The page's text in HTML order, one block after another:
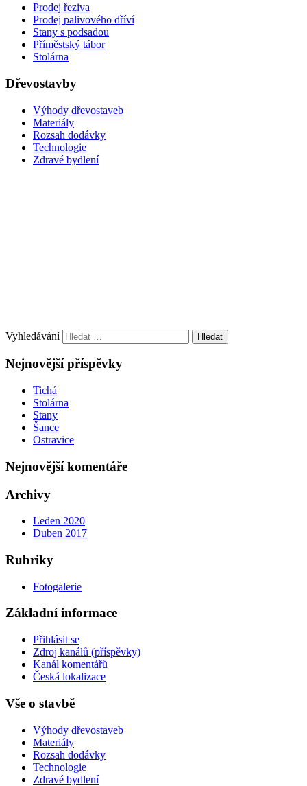
Prodej řeziva
Prodej palivového dříví
Stany s podsadou
Příměstský tábor
Stolárna
Dřevostavby
Výhody dřevostaveb
Materiály
Rozsah dodávky
Technologie
Zdravé bydlení
Vyhledávání
Nejnovější příspěvky
Tichá
Stolárna
Stany
Šance
Ostravice
Nejnovější komentáře
Archivy
Leden 2020
Duben 2017
Rubriky
Fotogalerie
Základní informace
Přihlásit se
Zdroj kanálů (příspěvky)
Kanál komentářů
Česká lokalizace
Vše o stavbě
Výhody dřevostaveb
Materiály
Rozsah dodávky
Technologie
Zdravé bydlení